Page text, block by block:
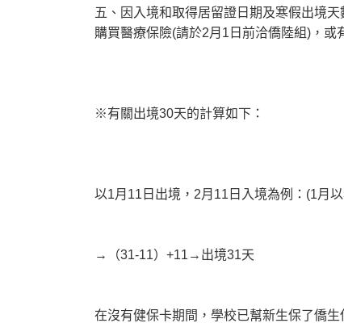
五、因入境和取得居留證日期及寒假出境
購買醫療保險(請於2月1日前洽僑陸組)，或
※有關出境30天的計算如下：
以1月11日出境，2月11日入境為例：(1月
→（31-11）+11→出境31天
在沒有健保卡期間，學校已幫新生保了僑